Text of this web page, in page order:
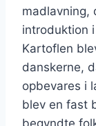
madlavning,
introduktion
Kartoflen
danskerne,
opbevares i
blev en fast
begyndte